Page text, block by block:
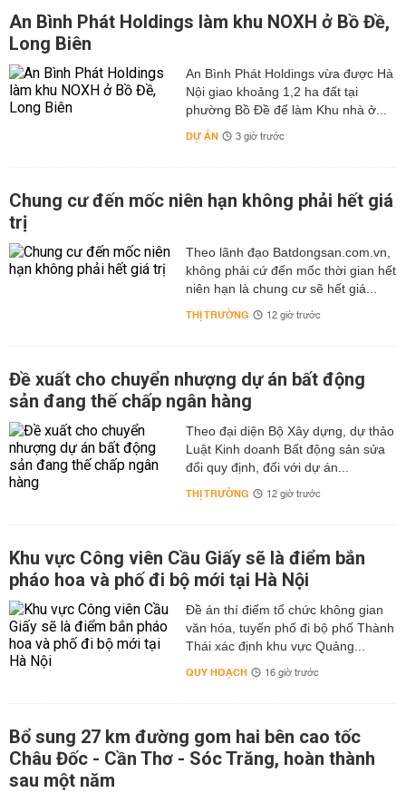
An Bình Phát Holdings làm khu NOXH ở Bồ Đề,
Long Biên
An Bình Phát Holdings vừa được Hà
Nội giao khoảng 1,2 ha đất tại
phường Bồ Đề để làm Khu nhà ở...
DỰ ÁN 3 giờ trước
Chung cư đến mốc niên hạn không phải hết giá
trị
Theo lãnh đạo Batdongsan.com.vn,
không phải cứ đến mốc thời gian hết
niên hạn là chung cư sẽ hết giá...
THỊ TRƯỜNG 12 giờ trước
Đề xuất cho chuyển nhượng dự án bất động
sản đang thế chấp ngân hàng
Theo đại diện Bộ Xây dựng, dự thảo
Luật Kinh doanh Bất động sản sửa
đổi quy định, đối với dự án...
THỊ TRƯỜNG 12 giờ trước
Khu vực Công viên Cầu Giấy sẽ là điểm bắn
pháo hoa và phố đi bộ mới tại Hà Nội
Đề án thí điểm tổ chức không gian
văn hóa, tuyến phố đi bộ phố Thành
Thái xác định khu vực Quảng...
QUY HOẠCH 16 giờ trước
Bổ sung 27 km đường gom hai bên cao tốc
Châu Đốc - Cần Thơ - Sóc Trăng, hoàn thành
sau một năm